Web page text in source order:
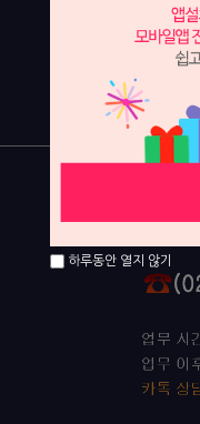
하루동안 열지 않기